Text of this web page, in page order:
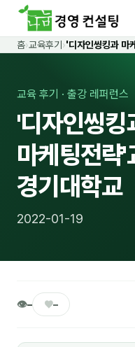
홈
커리큘럼
🛡️ 법정 의무교육 4종
🤖 AI · IT 교육
📈 마케팅 · 영업
🌏 글로벌 비즈니스
홈›교육후기 ›'디자인씽킹과 마
교육 후기 · 출강 레퍼런스
'디자인씽킹
마케팅전략
경기대학교
2022-01-19
👁– ♥–